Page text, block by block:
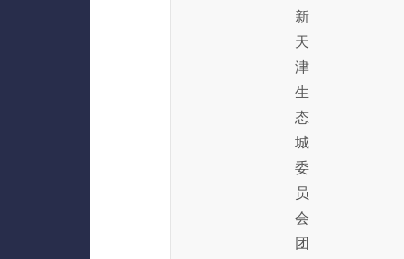
新
天
津
生
态
城
委
员
会
团